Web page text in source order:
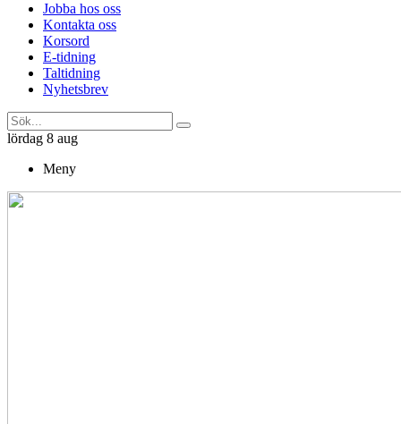
Jobba hos oss
Kontakta oss
Korsord
E-tidning
Taltidning
Nyhetsbrev
lördag 8 aug
Meny